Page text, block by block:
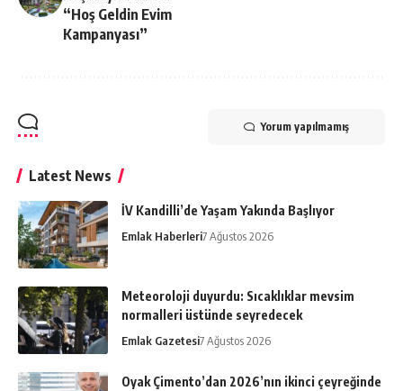
“Hoş Geldin Evim
Kampanyası”
Yorum yapılmamış
Latest News
İV Kandilli’de Yaşam Yakında Başlıyor
Emlak Haberleri7 Ağustos 2026
Meteoroloji duyurdu: Sıcaklıklar mevsim
normalleri üstünde seyredecek
Emlak Gazetesi7 Ağustos 2026
Oyak Çimento’dan 2026’nın ikinci çeyreğinde